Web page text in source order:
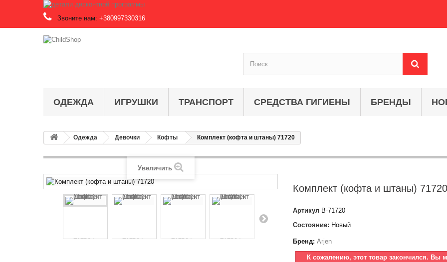
Звоните нам: +380997330316
ОДЕЖДА ИГРУШКИ ТРАНСПОРТ СРЕДСТВА ГИГИЕНЫ БРЕНДЫ
Одежда Девочки Кофты Комплект (кофта и штаны) 71720
Увеличить
Комплект (кофта и штаны) 71720
Артикул B-71720
Состояние: Новый
Бренд: Arjen
К сожалению, этот товар закончился. Вы